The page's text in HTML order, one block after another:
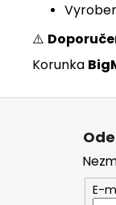
⚠️
Korunka
Z
E-